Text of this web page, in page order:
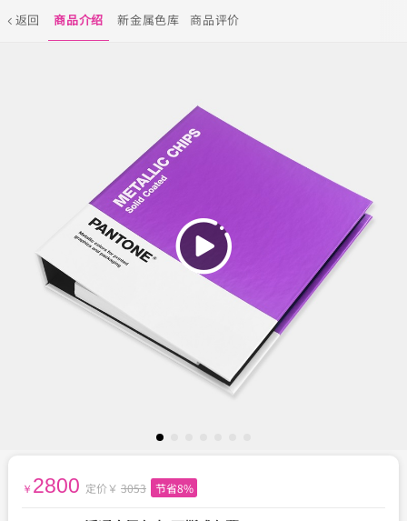
返回 商品介绍 新金属色库 商品评价
￥ 2800 定价￥ 3053 节省8%